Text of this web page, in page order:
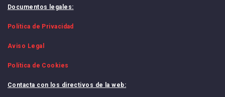
Documentos legales:
Política de Privacidad
Aviso Legal
Política de Cookies
Contacta con los directivos de la web: